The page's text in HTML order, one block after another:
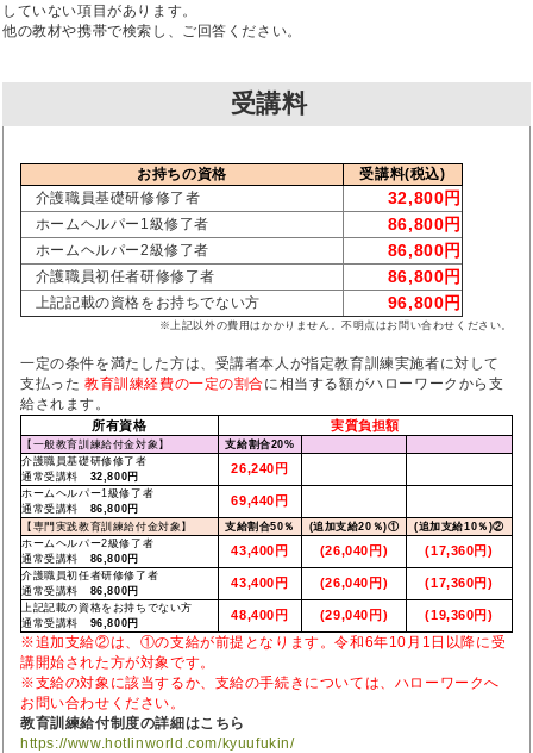
していない項目があります。
他の教材や携帯で検索し、ご回答ください。
受講料
お持ちの資格
受講料(税込)
介護職員基礎研修修了者
32,800円
ホームヘルパー1級修了者 86,800円
ホームヘルパー2級修了者 86,800円
介護職員初任者研修修了者 86,800円
上記記載の資格をお持ちでない方 96,800円
※上記以外の費用はかかりません。不明点はお問い合わせください。
一定の条件を満たした方は、受講者本人が指定教育訓練実施者に対して
支払った 教育訓練経費の一定の割合に相当する額がハローワークから支
給されます。
所有資格 実質負担額
【一般教育訓練給付金対象】 支給割合20%
介護職員基礎研修修了者
通常受講料 32,800円
26,240円
ホームヘルパー1級修了者
通常受講料 86,800円
69,440円
【専門実践教育訓練給付金対象】 支給割合50％ (追加支給20％)① (追加支給10％)②
ホームヘルパー2級修了者
通常受講料 86,800円
43,400円 (26,040円) (17,360円)
介護職員初任者研修修了者
通常受講料 86,800円
43,400円 (26,040円) (17,360円)
上記記載の資格をお持ちでない方
通常受講料 96,800円
48,400円 (29,040円) (19,360円)
※追加支給②は、①の支給が前提となります。令和6年10月1日以降に受
講開始された方が対象です。
※支給の対象に該当するか、支給の手続きについては、ハローワークへ
お問い合わせください。
教育訓練給付制度の詳細はこちら
https://www.hotlinworld.com/kyuufukin/